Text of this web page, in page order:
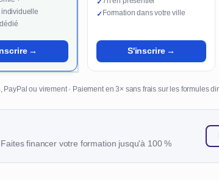
→
✓Formation dans votre ville
S'inscrire →
PayPal ou virement · Paiement en 3× sans frais sur les formules
financer votre formation jusqu'à 100 %